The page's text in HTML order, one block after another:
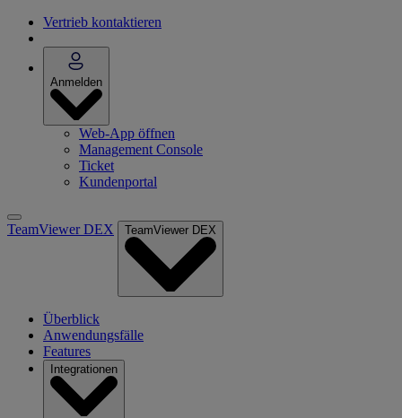
Vertrieb kontaktieren
Anmelden
Web-App öffnen
Management Console
Ticket
Kundenportal
TeamViewer DEX TeamViewer DEX
Überblick
Anwendungsfälle
Features
Integrationen